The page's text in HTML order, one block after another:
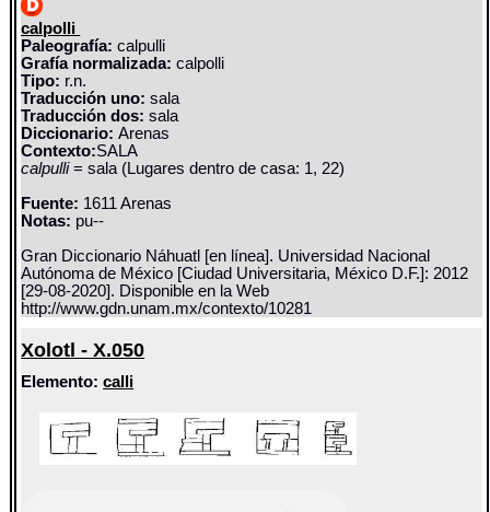
calpolli
Paleografía: calpulli
Grafía normalizada: calpolli
Tipo: r.n.
Traducción uno: sala
Traducción dos: sala
Diccionario:Arenas
Contexto:SALA
calpulli= sala (Lugares dentro de casa: 1, 22)
Fuente: 1611 Arenas
Notas: pu--
Gran Diccionario Náhuatl [en línea]. Universidad Nacional
Autónoma de México [Ciudad Universitaria, México D.F.]: 2012
[29-08-2020]. Disponible en la Web
http://www.gdn.unam.mx/contexto/10281
Xolotl - X.050
Elemento:calli